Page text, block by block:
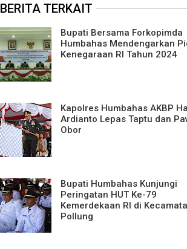
BERITA TERKAIT
Bupati Bersama Forkopimda
Humbahas Mendengarkan
Kenegaraan RI Tahun 2024
Kapolres Humbahas AKBP
Ardianto Lepas Taptu dan
Obor
Bupati Humbahas Kunjungi
Peringatan HUT Ke-79
Kemerdekaan RI di
Pollung